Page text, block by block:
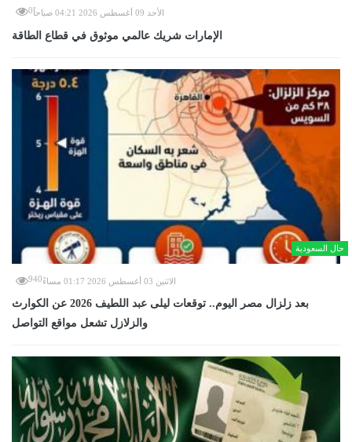
الأحد 09 أغسطس 2026 04:21 صباحاً 0
الإمارات شريك عالمي موثوق في قطاع الطاقة
حال السعودية
الاثنين 03 أغسطس 2026 01:17 مساءً 940
بعد زلزال مصر اليوم.. توقعات ليلى عبد اللطيف 2026 عن الكوارث
والزلازل تشعل مواقع التواصل